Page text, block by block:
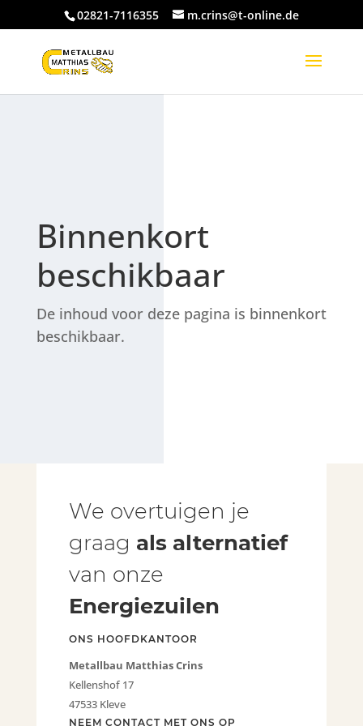
02821-7116355 m.crins@t-online.de
Binnenkort
beschikbaar
De inhoud voor deze pagina is binnenkort
beschikbaar.
We overtuigen je
graag als alternatief
van onze
Energiezuilen
ONS HOOFDKANTOOR
Metallbau Matthias Crins
Kellenshof 17
47533 Kleve
NEEM CONTACT MET ONS OP